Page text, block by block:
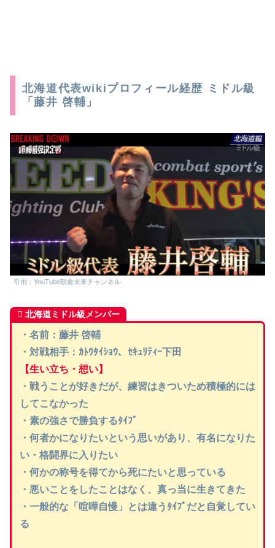
北海道代表wikiプロフィール経歴 ミドル級
「藤井 啓輔」
引用：YouTube朝倉未来チャンネル
北海道ミドル級メンバー
・ 名前：藤井 啓輔
・対戦相手： ｶﾄｳﾀｲｼｮｳ、ｾｷｭﾘﾃｨｰ下田
【生い立ち・想い】
・戦うことが好きだが、練習はきついため積極的には
してこなかった
・素の強さで勝負するﾀｲﾌﾟ
・何者かになりたいという思いがあり、有名になりた
い・格闘界に入りたい
・何かの称号を得てから死にたいと思っている
・悪いことをしたことはなく、真っ当に生きてきた
・一般的な「喧嘩自慢」とは違うﾀｲﾌﾟだと自覚してい
る